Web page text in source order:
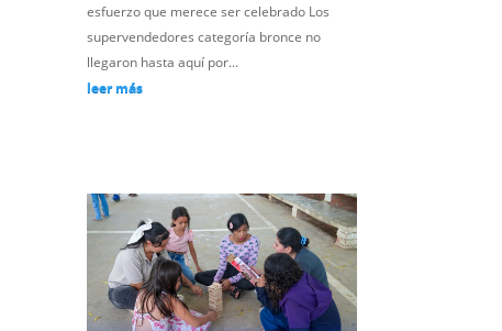
esfuerzo que merece ser celebrado Los
supervendedores categoría bronce no
llegaron hasta aquí por...
leer más